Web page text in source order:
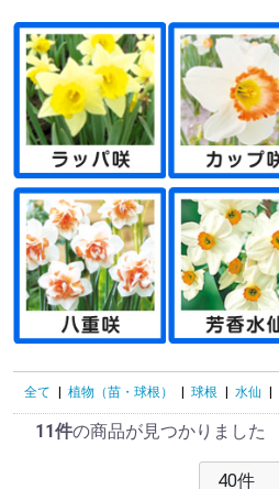
全て | 植物（苗・球根） | 球根 | 水仙 |
11件の商品が見つかりました